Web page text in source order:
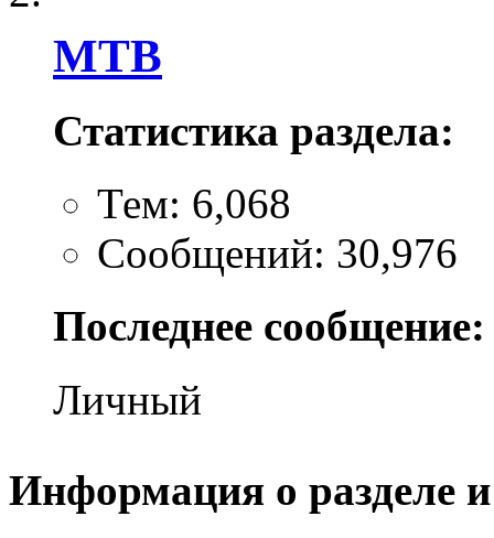
MTB
Статистика раздела:
Тем: 6,068
Сообщений: 30,976
Последнее сообщение:
Личный
Информация о разделе